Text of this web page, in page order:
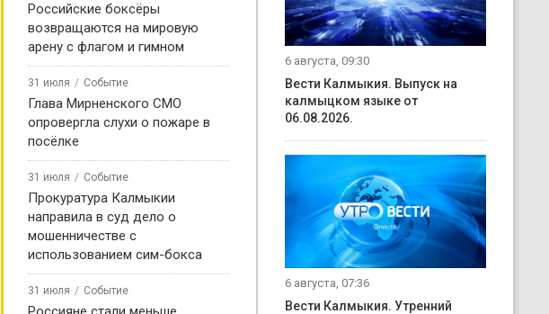
Российские боксёры
возвращаются на мировую
арену с флагом и гимном
31 июля Событие
Глава Мирненского СМО
опровергла слухи о пожаре в
посёлке
31 июля Событие
Прокуратура Калмыкии
направила в суд дело о
мошенничестве с
использованием сим-бокса
31 июля Событие
6 августа, 09:30
Вести Калмыкия. Выпуск на
калмыцком языке от
06.08.2026.
6 августа, 07:36
Вести Калмыкия. Утренний